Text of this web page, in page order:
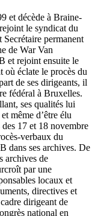
et décède à Braine-
le syndicat du
permanent
de War Van
et rejoint ensuite le
éclate le procès du
de ses dirigeants, il
fédéral à Bruxelles.
ses qualités lui
même d’être élu
17 et 18 novembre
verbaux du
dans ses archives. De
archives de
par une
locaux et
directives et
dirigeant de
national en